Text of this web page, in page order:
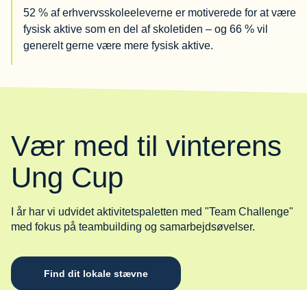
52 % af erhvervsskoleeleverne er motiverede for at være
fysisk aktive som en del af skoletiden – og 66 % vil
generelt gerne være mere fysisk aktive.
Vær med til vinterens
Ung Cup
I år har vi udvidet aktivitetspaletten med "Team Challenge"
med fokus på teambuilding og samarbejdsøvelser.
Find dit lokale stævne